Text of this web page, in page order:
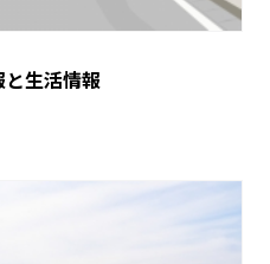
生活情報